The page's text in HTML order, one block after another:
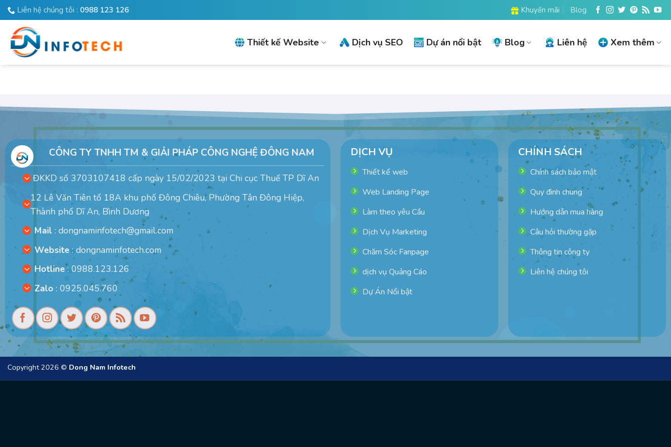
Bỏ
qua
dung
Liên hệ chúng tôi : 0988 123 126 Khuyến mãi Blog
Thiết kế Website Dịch vụ SEO Dự án nổi bật Blog Liên hệ Xem thêm
CÔNG TY TNHH TM & GIẢI PHÁP CÔNG NGHỆ ĐÔNG NAM
ĐKKD số 3703107418 cấp ngày 15/02/2023 tại Chi cục Thuế TP Dĩ An
12 Lê Văn Tiên tổ 18A khu phố Đông Chiêu, Phường Tân Đông Hiệp,
Thành phố Dĩ An, Bình Dương
Mail :dongnaminfotech@gmail.com
Website :dongnaminfotech.com
Hotline: 0988.123.126
Zalo : 0925.045.760
DỊCH VỤ
Thiết kế web
Web Landing Page
Làm theo yêu Cầu
Dịch Vụ Marketing
Chăm Sóc Fanpage
dịch vụ Quảng Cáo
Dự Án Nổi bật
CHÍNH SÁCH
Chính sách bảo mật
Quy đinh chung
Hướng dẫn mua hàng
Câu hỏi thường gặp
Thông tin công ty
Liên hệ chúng tôi
Copyright 2026 © Dong Nam Infotech